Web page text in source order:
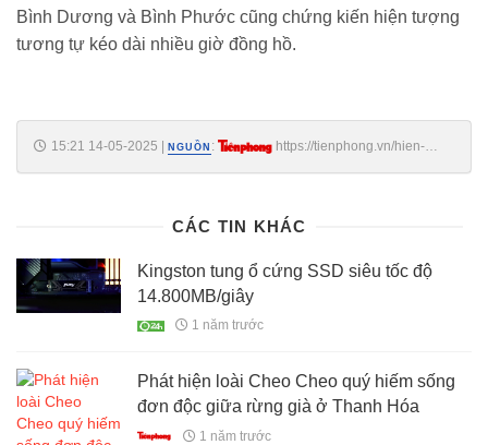
Bình Dương và Bình Phước cũng chứng kiến hiện tượng
tương tự kéo dài nhiều giờ đồng hồ.
15:21 14-05-2025 NGUỒN :
https://tienphong.vn/hien-
CÁC TIN KHÁC
Kingston tung ổ cứng SSD siêu tốc độ
14.800MB/giây
1 năm trước
Phát hiện loài Cheo Cheo quý hiếm sống
đơn độc giữa rừng già ở Thanh Hóa
1 năm trước